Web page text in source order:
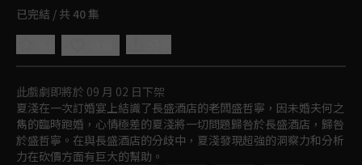
已完結 / 共 40 集
此戲劇即將於 09 月 02 日下架
夏淺在一次訂婚宴上結識了長盛酒店的老闆盛哲寧，因未婚夫何之
雋的臨時跑婚，心情極差的夏淺將一切問題歸咎於長盛酒店，歸咎
於盛哲寧。在與長盛酒店的分歧中，夏淺發現超強的洞察力和分析
力在砍價方面有巨大的幫助。